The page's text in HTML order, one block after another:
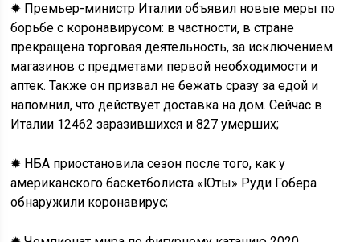
✹ Премьер-министр Италии объявил новые меры по
борьбе с коронавирусом: в частности, в стране
прекращена торговая деятельность, за исключением
магазинов с предметами первой необходимости и
аптек. Также он призвал не бежать сразу за едой и
напомнил, что действует доставка на дом. Сейчас в
Италии 12462 заразившихся и 827 умерших;
✹ НБА приостановила сезон после того, как у
американского баскетболиста «Юты» Руди Гобера
обнаружили коронавирус;